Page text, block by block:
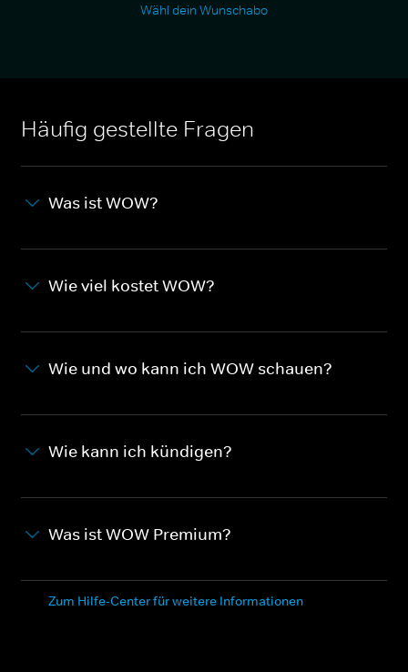
Wähl dein Wunschabo
Häufig gestellte Fragen
Was ist WOW?
Wie viel kostet WOW?
Wie und wo kann ich WOW schauen?
Wie kann ich kündigen?
Was ist WOW Premium?
Zum Hilfe-Center für weitere Informationen